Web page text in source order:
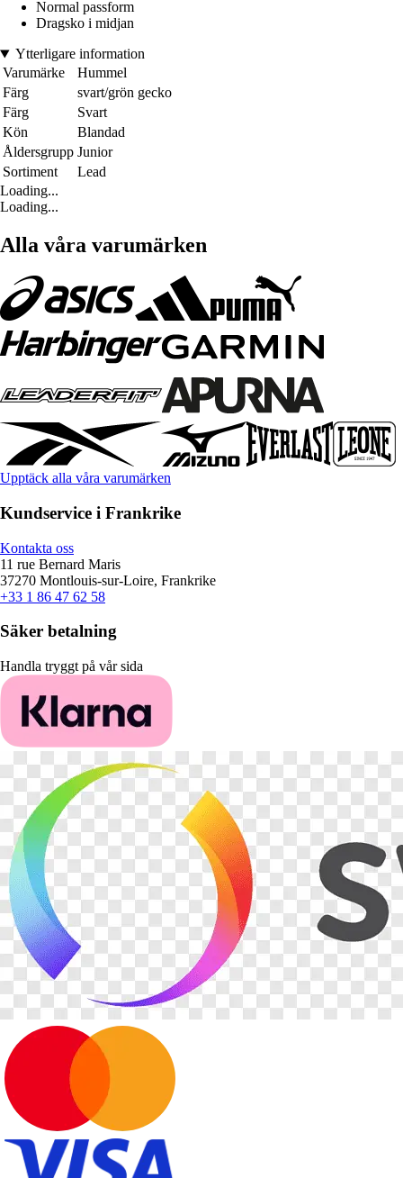
Normal passform
Dragsko i midjan
Ytterligare information
Varumärke
Hummel
Färg
svart/grön gecko
Färg
Svart
Kön
Blandad
Åldersgrupp Junior
Sortiment
Lead
Loading...
Loading...
Alla våra varumärken
Upptäck alla våra varumärken
Kundservice i Frankrike
Kontakta oss
11 rue Bernard Maris
37270 Montlouis-sur-Loire, Frankrike
+33 1 86 47 62 58
Säker betalning
Handla tryggt på vår sida